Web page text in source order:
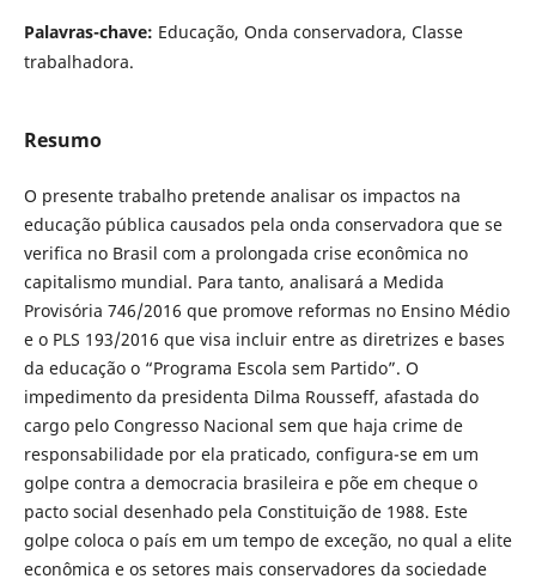
Palavras-chave: Educação, Onda conservadora, Classe
trabalhadora.
Resumo
O presente trabalho pretende analisar os impactos na
educação pública causados pela onda conservadora que se
verifica no Brasil com a prolongada crise econômica no
capitalismo mundial. Para tanto, analisará a Medida
Provisória 746/2016 que promove reformas no Ensino Médio
e o PLS 193/2016 que visa incluir entre as diretrizes e bases
da educação o “Programa Escola sem Partido”. O
impedimento da presidenta Dilma Rousseff, afastada do
cargo pelo Congresso Nacional sem que haja crime de
responsabilidade por ela praticado, configura-se em um
golpe contra a democracia brasileira e põe em cheque o
pacto social desenhado pela Constituição de 1988. Este
golpe coloca o país em um tempo de exceção, no qual a elite
econômica e os setores mais conservadores da sociedade